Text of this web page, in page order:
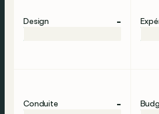
Design -
Conduite -